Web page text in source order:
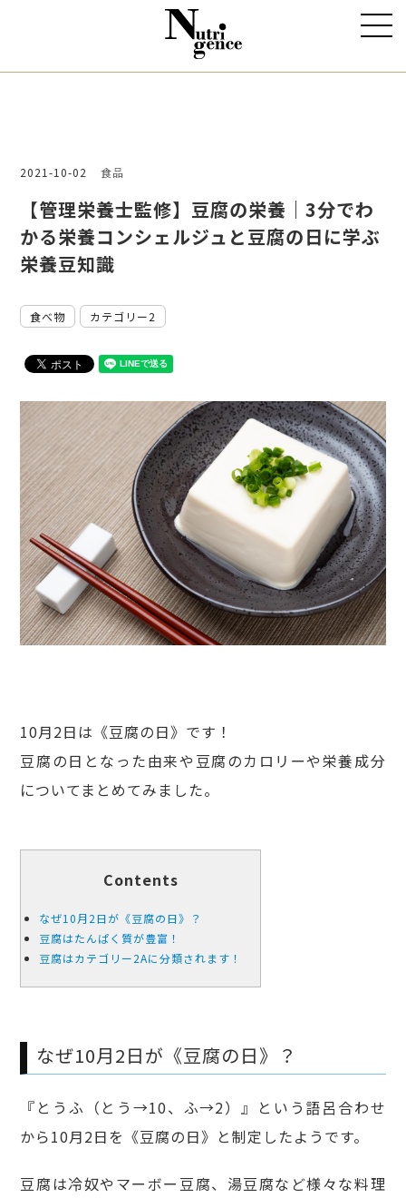
2021-10-02 食品
【管理栄養士監修】豆腐の栄養｜3分でわ
かる栄養コンシェルジュと豆腐の日に学ぶ
栄養豆知識
食べ物 カテゴリー2
10月2日は《豆腐の日》です！
豆腐の日となった由来や豆腐のカロリーや栄養成分
についてまとめてみました。
Contents
なぜ10月2日が《豆腐の日》？
豆腐はたんぱく質が豊富！
豆腐はカテゴリー2Aに分類されます！
なぜ10月2日が《豆腐の日》？
『とうふ（とう→10、ふ→2）』という語呂合わせ
から10月2日を《豆腐の日》と制定したようです。
豆腐は冷奴やマーボー豆腐、湯豆腐など様々な料理